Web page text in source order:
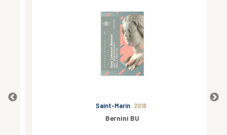
Saint-Marin 2018
Bernini BU